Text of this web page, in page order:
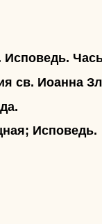
Исповедь.
св. Иоанна
Исповедь.